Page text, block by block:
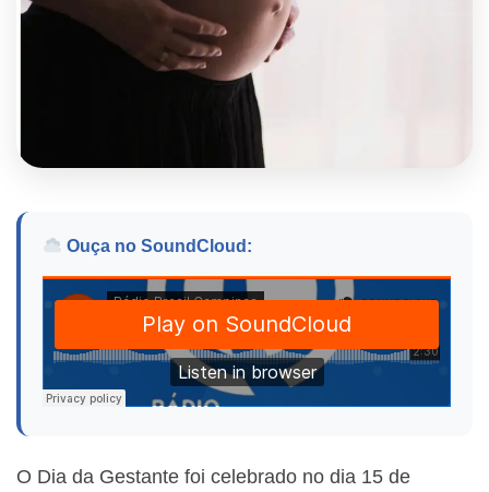
Ouça no SoundCloud:
O Dia da Gestante foi celebrado no dia 15 de